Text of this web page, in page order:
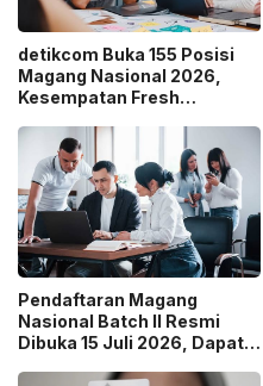
detikcom Buka 155 Posisi
Magang Nasional 2026,
Kesempatan Fresh
Media Digital!
Pendaftaran Magang
Nasional Batch II Resmi
Dibuka 15 Juli 2026, Dapat